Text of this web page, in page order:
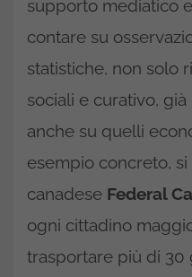
supporto mediatico
contare su
statistiche, non solo
sociali e curativo,
anche su quelli
esempio concreto,
canadese Federal
ogni cittadino
trasportare più di 30